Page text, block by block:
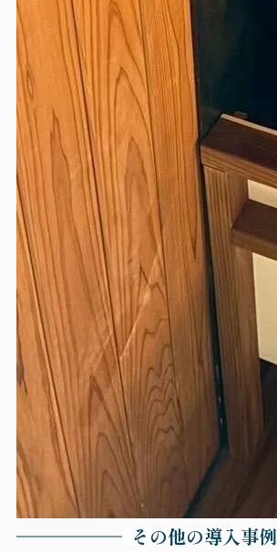
その他の導入事例